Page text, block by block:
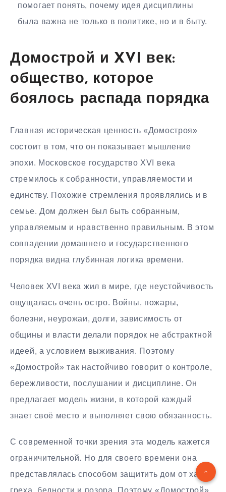
помогает понять, почему идея дисциплины
была важна не только в политике, но и в быту.
Домострой и XVI век:
общество, которое
боялось распада порядка
Главная историческая ценность «Домостроя»
состоит в том, что он показывает мышление
эпохи. Московское государство XVI века
стремилось к собранности, управляемости и
единству. Похожие стремления проявлялись и в
семье. Дом должен был быть собранным,
управляемым и нравственно правильным. В этом
совпадении домашнего и государственного
порядка видна глубинная логика времени.
Человек XVI века жил в мире, где неустойчивость
ощущалась очень остро. Войны, пожары,
болезни, неурожаи, долги, зависимость от
общины и власти делали порядок не абстрактной
идеей, а условием выживания. Поэтому
«Домострой» так настойчиво говорит о контроле,
бережливости, послушании и дисциплине. Он
предлагает модель жизни, в которой каждый
знает своё место и выполняет свою обязанность.
С современной точки зрения эта модель кажется
ограничительной. Но для своего времени она
представлялась способом защитить дом от хаоса,